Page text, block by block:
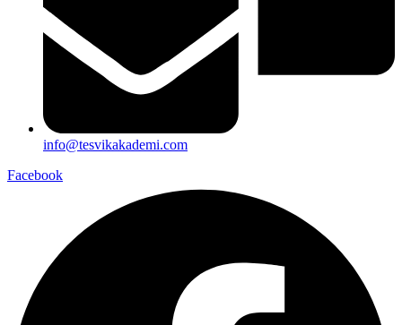
info@tesvikakademi.com
Facebook